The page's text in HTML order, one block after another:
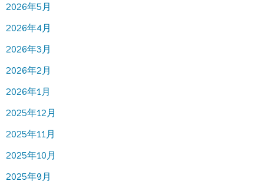
2026年5月
2026年4月
2026年3月
2026年2月
2026年1月
2025年12月
2025年11月
2025年10月
2025年9月